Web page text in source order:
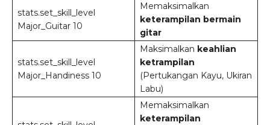
stats.set_skill_level
Major_Guitar 10
Memaksimalkan
keterampilan bermain
gitar
stats.set_skill_level
Major_Handiness 10
Maksimalkan keahlian
ketrampilan
(Pertukangan Kayu, Ukiran
Labu)
Memaksimalkan
keterampilan